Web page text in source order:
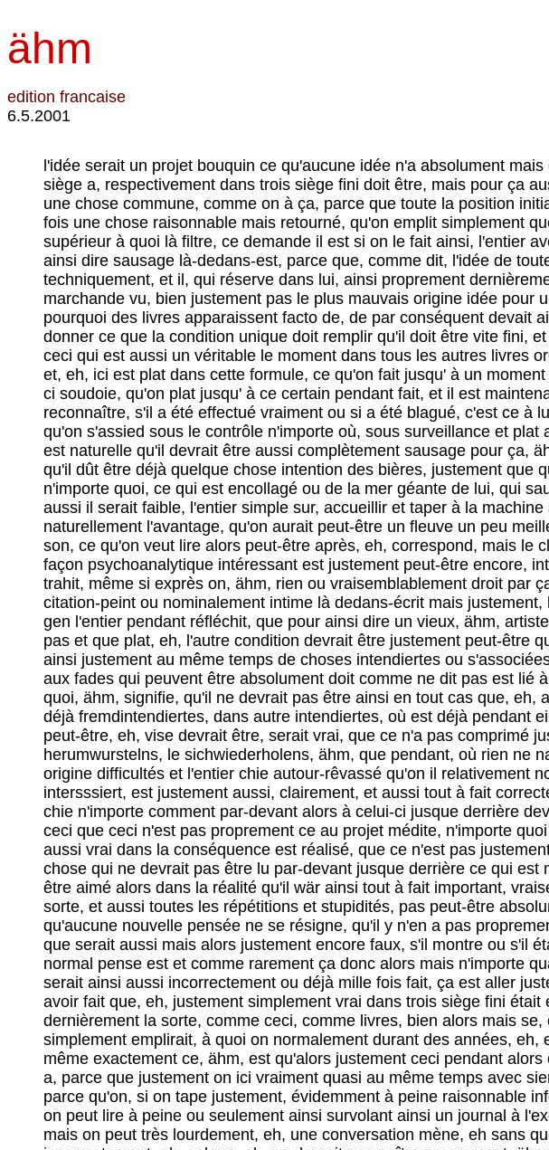
ähm
edition francaise
6.5.2001
l'idée serait un projet bouquin ce qu'aucune idée n'a absolument mais consiste l'idée unique le bouquin de projet à ça qu'on réserve un dans trois emplir siège a, respectivement dans trois siège fini doit être, mais pour ça aussi les trois l'entier siège à plus ou est dans cette mesure moins transscrit, et naturel une chose commune, comme on à ça, parce que toute la position initiale de l'autre côté vient quasi, ainsi pas du côté, qu'on a dû emplir n'importe quand une fois une chose raisonnable mais retourné, qu'on emplit simplement quelque chose et publie alors l'entier sans quelques on doit évidemment alors encore supérieur à quoi là filtre, ce demande il est si on le fait ainsi, l'entier avec réfléchi gel-mais, emplir, parce qu'il, qui réserve dans lui, est de toute façon pour ainsi dire sausage là-dedans-est, parce que, comme dit, l'idée de toute façon avec, indépendant du contenu est réalisé, si on le fait alors simplement techniquement, et il, qui réserve dans lui, ainsi proprement dernièrement complètement sausage est là-dedans-est, que généralement vu, au, eh, littérature-marchande vu, bien justement pas le plus mauvais origine idée pour un réserve est, la plupart des idées sont encore substantiellement plus puériles pourquoi des livres apparaissent facto de, de par conséquent devait ainsi cette idée purement abstraite, même-posée on, qu'il réserve ainsi ceci/ceux-ci doit donner ce que la condition unique doit remplir qu'il doit être vite fini, et où ce vecteur est maximisé justement quasi, ou cent pour cent est fait, et aussi c'est ceci qui est aussi un véritable le moment dans tous les autres livres organisation eh, qu'il doit être justement n'importe quand fini, qu'il ne devient pas idéal, et, eh, ici est plat dans cette formule, ce qu'on fait jusqu' à un moment certain donc ceci, qu'on réserve avec lui, veut, justement complètement affolé à celui-ci soudoie, qu'on plat jusqu' à ce certain pendant fait, et il est maintenant naturellement le problème au projet, qu'on ne réserve plus plus tard dans lui peut reconnaître, s'il a été effectué vraiment ou si a été blagué, c'est ce à lui chie réserve qu'à que livre-forme, on dût faire ainsi ainsi proprement quasi au setting qu'on s'assied sous le contrôle n'importe où, sous surveillance et plat après ça immédiat, si ceci pendant s'est écoulé, l'entier à l'imprime porte, l'autre chose est naturelle qu'il devrait être aussi complètement sausage pour ça, ähm, bien, quelle conscience réserve maintenant le contenu de ceux-ci, eh, produit, bien qu'il dût être déjà quelque chose intention des bières, justement que quelqu'un dans lui pendant pense ou produit ou se trouve, pas ainsi simplement n'importe quoi, ce qui est encollagé ou de la mer géante de lui, qui saute, eh, alors là n'importe comment hineingetütet devient, c'en serait faible un peu, aussi il serait faible, l'entier simple sur, accueillir et taper à la machine alors, ce qui n'est pas évidemment non plus contrôlable a lié, bien qu'on, eh qu'aurait naturellement l'avantage, qu'on aurait peut-être un fleuve un peu meilleur, et, eh, pas autant, eh ainsi une autre vitesse que peut-être aussi plus de la vitesse son, ce qu'on veut lire alors peut-être après, eh, correspond, mais le clou, ähm, n'est pas de toute façon justement le m si quelqu'un veut le lire après, de façon psychoanalytique intéressant est justement peut-être encore, intérieurement justement combien on vrai à cette action sur soi-même par contrainte trahit, même si exprès on, ähm, rien ou vraisemblablement droit par ça qu'exprès on rien quant au contenu ou n'importe comment, ähm, intime dans a citation-peint ou nominalement intime là dedans-écrit mais justement, bien, qu'à la méthode, eh, qu'à méthode, ähm, eh, a donné ou le verfahrensbedin­gun­gen l'entier pendant réfléchit, que pour ainsi dire un vieux, ähm, artiste maladie est, décisif est évidemment principalement aussi, que le courant ne se brise pas et que plat, eh, l'autre condition devrait être justement peut-être que mais il dans un au, dans un courant unique se l'entier donne, qu'on ne réserve pas ainsi justement au même temps de choses intendiertes ou s'associées, ähm, dans ceci fait entrer, si quelqu'un écrit alors quelque chose à autre ou l'assume aux fades qui peuvent être absolument doit comme ne dit pas est lié à une personne, alors un doit calquer peut-être alors pour l'autre ou sinon n'importe quoi, ähm, signifie, qu'il ne devrait pas être ainsi en tout cas que, eh, alors